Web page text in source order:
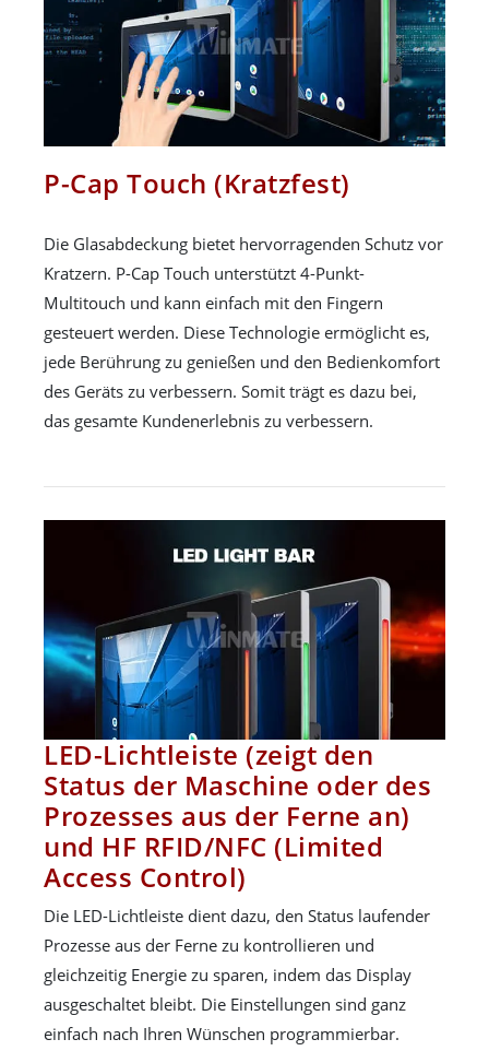
P-Cap Touch (Kratzfest)
Die Glasabdeckung bietet hervorragenden Schutz vor
Kratzern. P-Cap Touch unterstützt 4-Punkt-
Multitouch und kann einfach mit den Fingern
gesteuert werden. Diese Technologie ermöglicht es,
jede Berührung zu genießen und den Bedienkomfort
des Geräts zu verbessern. Somit trägt es dazu bei,
das gesamte Kundenerlebnis zu verbessern.
LED-Lichtleiste (zeigt den
Status der Maschine oder des
Prozesses aus der Ferne an)
und HF RFID/NFC (Limited
Access Control)
Die LED-Lichtleiste dient dazu, den Status laufender
Prozesse aus der Ferne zu kontrollieren und
gleichzeitig Energie zu sparen, indem das Display
ausgeschaltet bleibt. Die Einstellungen sind ganz
einfach nach Ihren Wünschen programmierbar.